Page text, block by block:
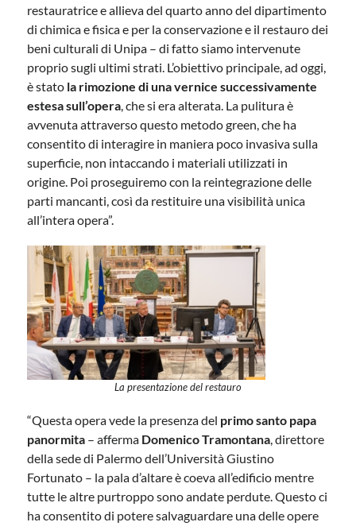
restauratrice e allieva del quarto anno del dipartimento
di chimica e fisica e per la conservazione e il restauro dei
beni culturali di Unipa – di fatto siamo intervenute
proprio sugli ultimi strati. L’obiettivo principale, ad oggi,
è stato la rimozione di una vernice successivamente
estesa sull’opera, che si era alterata. La pulitura è
avvenuta attraverso questo metodo green, che ha
consentito di interagire in maniera poco invasiva sulla
superficie, non intaccando i materiali utilizzati in
origine. Poi proseguiremo con la reintegrazione delle
parti mancanti, così da restituire una visibilità unica
all’intera opera”.
La presentazione del restauro
“Questa opera vede la presenza del primo santo papa
panormita – afferma Domenico Tramontana, direttore
della sede di Palermo dell’Università Giustino
Fortunato – la pala d’altare è coeva all’edificio mentre
tutte le altre purtroppo sono andate perdute. Questo ci
ha consentito di potere salvaguardare una delle opere